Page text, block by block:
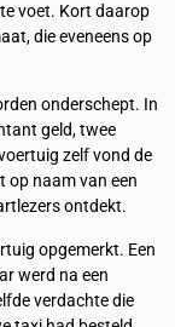
voet. Kort daarop
die eveneens op
onderschept. In
geld, twee
zelf vond de
op naam van een
ontdekt.
opgemerkt. Een
werd na een
verdachte die